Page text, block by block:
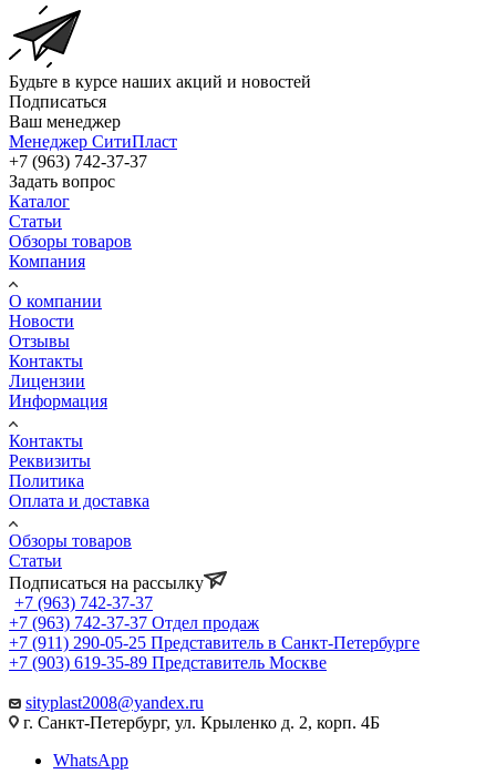
Будьте в курсе наших акций и новостей
Подписаться
Ваш менеджер
Менеджер СитиПласт
+7 (963) 742-37-37
Задать вопрос
Каталог
Статьи
Обзоры товаров
Компания
О компании
Новости
Отзывы
Контакты
Лицензии
Информация
Контакты
Реквизиты
Политика
Оплата и доставка
Обзоры товаров
Статьи
Подписаться на рассылку
+7 (963) 742-37-37
+7 (963) 742-37-37 Отдел продаж
+7 (911) 290-05-25 Представитель в Санкт-Петербурге
+7 (903) 619-35-89 Представитель Москве
sityplast2008@yandex.ru
г. Санкт-Петербург, ул. Крыленко д. 2, корп. 4Б
WhatsApp